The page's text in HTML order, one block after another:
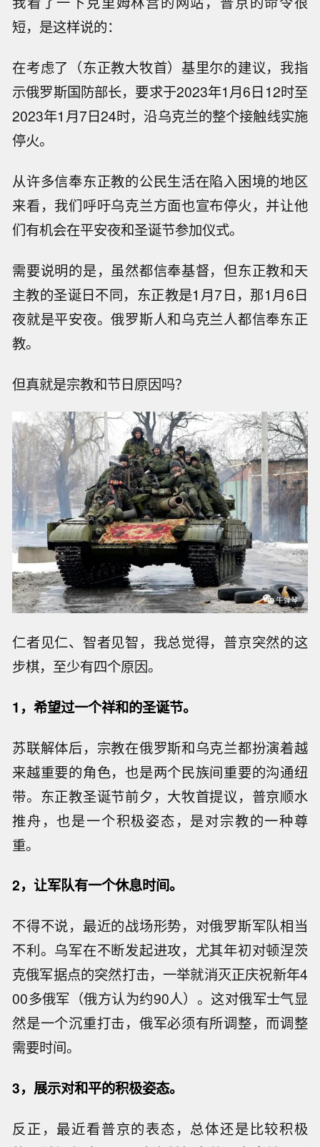
短，是这样说的：
在考虑了（东正教大牧首）基里尔的建议，我指
示俄罗斯国防部长，要求于2023年1月6日12时至
2023年1月7日24时，沿乌克兰的整个接触线实施
停火。
从许多信奉东正教的公民生活在陷入困境的地区
来看，我们呼吁乌克兰方面也宣布停火，并让他
们有机会在平安夜和圣诞节参加仪式。
需要说明的是，虽然都信奉基督，但东正教和天
主教的圣诞日不同，东正教是1月7日，那1月6日
夜就是平安夜。俄罗斯人和乌克兰人都信奉东正
教。
但真就是宗教和节日原因吗？
仁者见仁、智者见智，我总觉得，普京突然的这
步棋，至少有四个原因。
1，希望过一个祥和的圣诞节。
苏联解体后，宗教在俄罗斯和乌克兰都扮演着越
来越重要的角色，也是两个民族间重要的沟通纽
带。东正教圣诞节前夕，大牧首提议，普京顺水
推舟，也是一个积极姿态，是对宗教的一种尊
重。
2，让军队有一个休息时间。
不得不说，最近的战场形势，对俄罗斯军队相当
不利。乌军在不断发起进攻，尤其年初对顿涅茨
克俄军据点的突然打击，一举就消灭正庆祝新年4
00多俄军（俄方认为约90人）。这对俄军士气显
然是一个沉重打击，俄军必须有所调整，而调整
需要时间。
3，展示对和平的积极姿态。
反正，最近看普京的表态，总体还是比较积极